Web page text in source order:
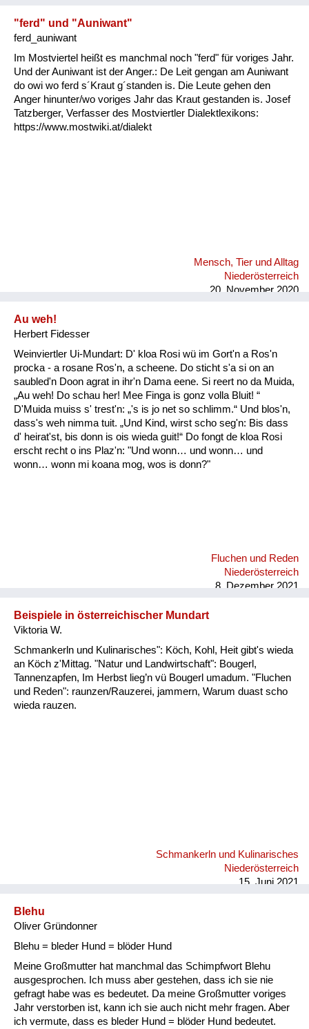
"ferd" und "Auniwant"
ferd_auniwant
Im Mostviertel heißt es manchmal noch "ferd" für voriges Jahr.
Und der Auniwant ist der Anger.: De Leit gengan am Auniwant
do owi wo ferd s´Kraut g´standen is. Die Leute gehen den
Anger hinunter/wo voriges Jahr das Kraut gestanden is. Josef
Tatzberger, Verfasser des Mostviertler Dialektlexikons:
https://www.mostwiki.at/dialekt
Mensch, Tier und Alltag
Niederösterreich
20. November 2020
Au weh!
Herbert Fidesser
Weinviertler Ui-Mundart: D' kloa Rosi wü im Gort'n a Ros'n
procka - a rosane Ros'n, a scheene. Do sticht s'a si on an
saubled'n Doon agrat in ihr'n Dama eene. Si reert no da Muida,
„Au weh! Do schau her! Mee Finga is gonz volla Bluit! “
D'Muida muiss s' trest'n: „'s is jo net so schlimm.“ Und blos'n,
dass's weh nimma tuit. „Und Kind, wirst scho seg'n: Bis dass
d' heirat'st, bis donn is ois wieda guit!“ Do fongt de kloa Rosi
erscht recht o ins Plaz'n: "Und wonn… und wonn… und
wonn… wonn mi koana mog, wos is donn?"
Fluchen und Reden
Niederösterreich
8. Dezember 2021
Beispiele in österreichischer Mundart
Viktoria W.
Schmankerln und Kulinarisches": Köch, Kohl, Heit gibt's wieda
an Köch z'Mittag. "Natur und Landwirtschaft": Bougerl,
Tannenzapfen, Im Herbst lieg’n vü Bougerl umadum. "Fluchen
und Reden": raunzen/Rauzerei, jammern, Warum duast scho
wieda rauzen.
Schmankerln und Kulinarisches
Niederösterreich
15. Juni 2021
Blehu
Oliver Gründonner
Blehu = bleder Hund = blöder Hund
Meine Großmutter hat manchmal das Schimpfwort Blehu
ausgesprochen. Ich muss aber gestehen, dass ich sie nie
gefragt habe was es bedeutet. Da meine Großmutter voriges
Jahr verstorben ist, kann ich sie auch nicht mehr fragen. Aber
ich vermute, dass es bleder Hund = blöder Hund bedeutet.